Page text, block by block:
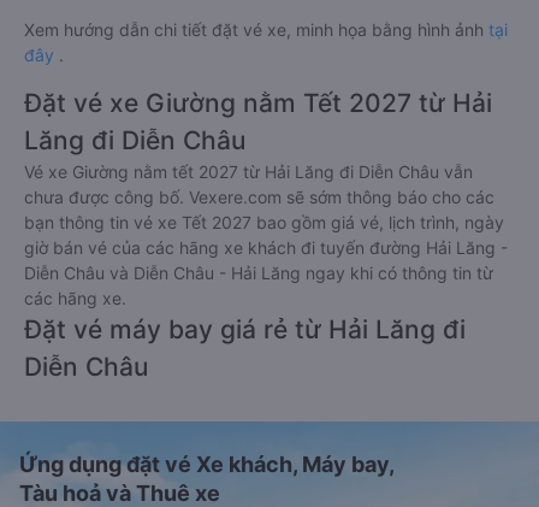
Xem hướng dẫn chi tiết đặt vé xe, minh họa bằng hình ảnh tại
đây .
Đặt vé xe Giường nằm Tết 2027 từ Hải
Lăng đi Diễn Châu
Vé xe Giường nằm tết 2027 từ Hải Lăng đi Diễn Châu vẫn
chưa được công bố. Vexere.com sẽ sớm thông báo cho các
bạn thông tin vé xe Tết 2027 bao gồm giá vé, lịch trình, ngày
giờ bán vé của các hãng xe khách đi tuyến đường Hải Lăng -
Diễn Châu và Diễn Châu - Hải Lăng ngay khi có thông tin từ
các hãng xe.
Đặt vé máy bay giá rẻ từ Hải Lăng đi
Diễn Châu
Ứng dụng đặt vé Xe khách, Máy bay,
Tàu hoả và Thuê xe